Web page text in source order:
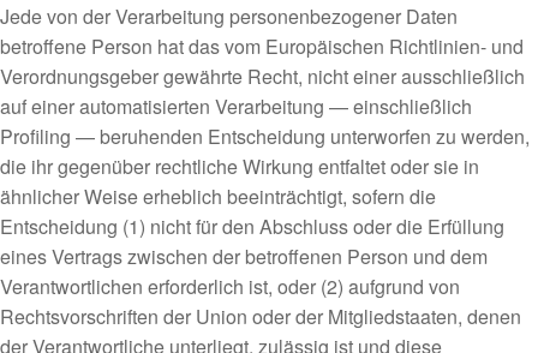
Jede von der Verarbeitung personenbezogener Daten
betroffene Person hat das vom Europäischen Richtlinien- und
Verordnungsgeber gewährte Recht, nicht einer ausschließlich
auf einer automatisierten Verarbeitung — einschließlich
Profiling — beruhenden Entscheidung unterworfen zu werden,
die ihr gegenüber rechtliche Wirkung entfaltet oder sie in
ähnlicher Weise erheblich beeinträchtigt, sofern die
Entscheidung (1) nicht für den Abschluss oder die Erfüllung
eines Vertrags zwischen der betroffenen Person und dem
Verantwortlichen erforderlich ist, oder (2) aufgrund von
Rechtsvorschriften der Union oder der Mitgliedstaaten, denen
der Verantwortliche unterliegt, zulässig ist und diese